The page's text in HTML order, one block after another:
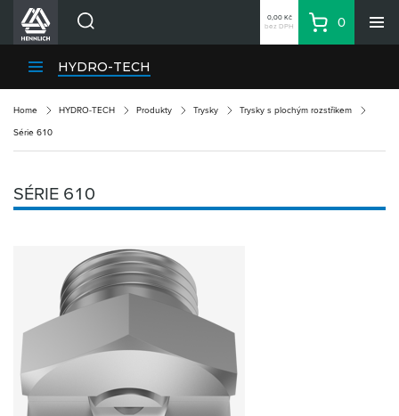
Divize HENNLICH
Blog
Kariéra
O firmě
Přihlásit se
CZK
Nákupní seznam
Partner Zone
0,00 Kč
bez DPH
Košík
0
HYDRO-TECH
Home HYDRO-TECH Produkty Trysky Trysky s plochým rozstřikem
Série 610
SÉRIE 610